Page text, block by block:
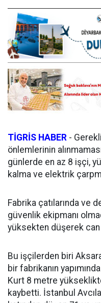
TİGRİS HABER -
önlemlerinin
günlerde en az 8 işçi,
kalma ve elektrik
Fabrika çatılarında ve
güvenlik ekipmanı
yüksekten düşerek
Bu işçilerden biri
bir fabrikanın
Kurt 8 metre
kaybetti. İstanbul